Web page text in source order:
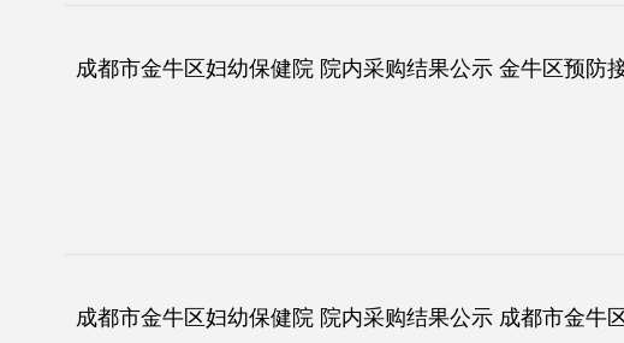
成都市金牛区妇幼保健院 院内采购结果公示 金牛区预防
成都市金牛区妇幼保健院 院内采购结果公示 成都市金牛